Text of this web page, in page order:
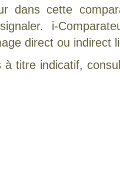
dans cette
i-
direct ou indirect
titre indicatif,